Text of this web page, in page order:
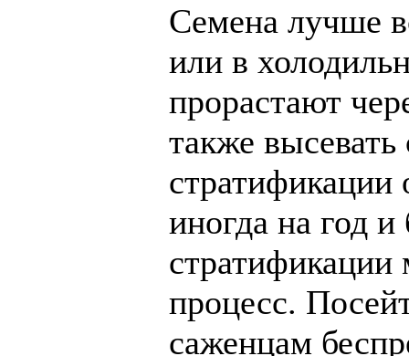
Семена лучше
или в
прорастают
также
стратификации
иногда на год
стратификации
процесс.
саженцам